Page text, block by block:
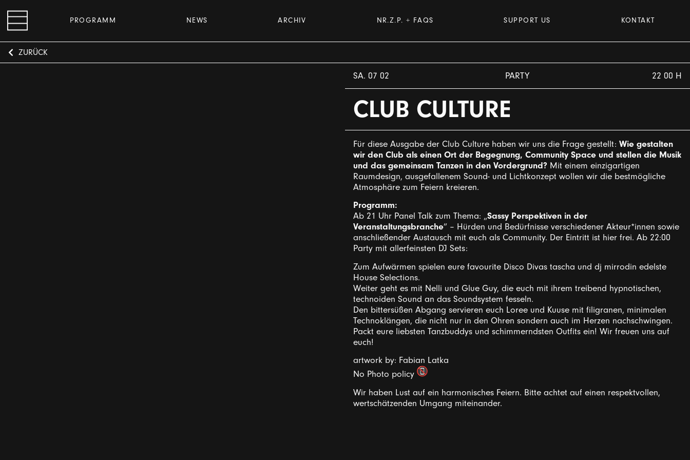
PROGRAMM NEWS ARCHIV NR.Z.P. + FAQS SUPPORT US KONTAKT
ZURÜCK
SA. 07 02 PARTY 22 00 H
CLUB CULTURE
Für diese Ausgabe der Club Culture haben wir uns die Frage gestellt: Wie gestalten
wir den Club als einen Ort der Begegnung, Community Space und stellen die Musik
und das gemeinsam Tanzen in den Vordergrund? Mit einem einzigartigen
Raumdesign, ausgefallenem Sound- und Lichtkonzept wollen wir die bestmögliche
Atmosphäre zum Feiern kreieren.
Programm:
Ab 21 Uhr Panel Talk zum Thema: „Sassy Perspektiven in der
Veranstaltungsbranche” – Hürden und Bedürfnisse verschiedener Akteur*innen sowie
anschließender Austausch mit euch als Community. Der Eintritt ist hier frei. Ab 22:00
Party mit allerfeinsten DJ Sets:
Zum Aufwärmen spielen eure favourite Disco Divas tascha und dj mirrodin edelste
House Selections.
Weiter geht es mit Nelli und Glue Guy, die euch mit ihrem treibend hypnotischen,
technoiden Sound an das Soundsystem fesseln.
Den bittersüßen Abgang servieren euch Loree und Kuuse mit filigranen, minimalen
Technoklängen, die nicht nur in den Ohren sondern auch im Herzen nachschwingen.
Packt eure liebsten Tanzbuddys und schimmerndsten Outfits ein! Wir freuen uns auf
euch!
artwork by: Fabian Latka
No Photo policy
Wir haben Lust auf ein harmonisches Feiern. Bitte achtet auf einen respektvollen,
wertschätzenden Umgang miteinander.